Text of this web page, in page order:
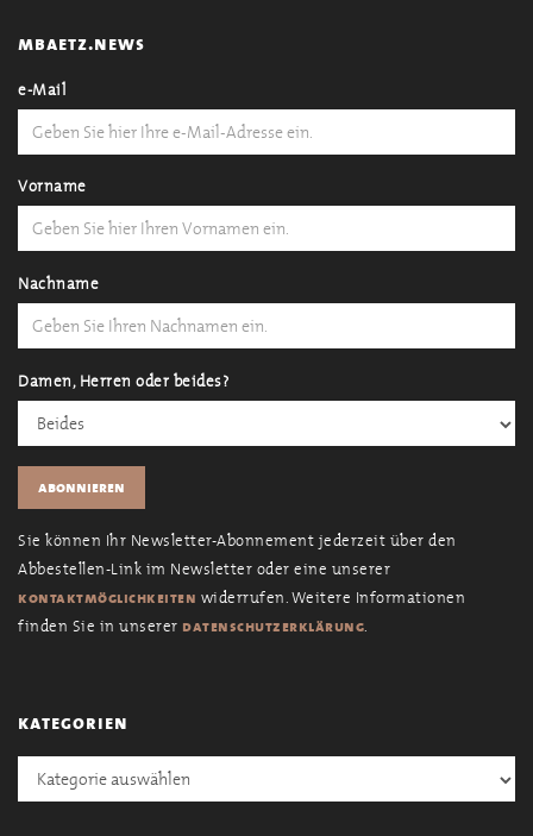
mbaetz.news
e-Mail
Vorname
Nachname
Damen, Herren oder beides?
Sie können Ihr Newsletter-Abonnement jederzeit über den
Abbestellen-Link im Newsletter oder eine unserer
kontaktmöglichkeiten widerrufen. Weitere Informationen
finden Sie in unserer datenschutzerklärung.
kategorien
Kategorien